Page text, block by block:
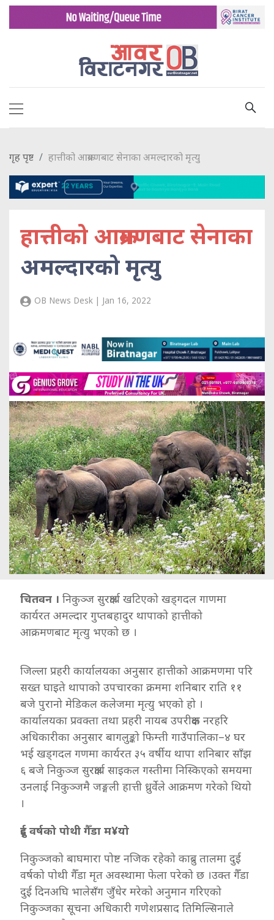
गृह पृष्ट हात्तीको आक्रमणबाट सेनाका अमल्दारको मृत्यु
हात्तीको आक्रमणबाट सेनाका
अमल्दारको मृत्यु
OB News Desk | Jan 16, 2022
चितवन । निकुञ्ज सुरक्षार्थ खटिएको खड्गदल गाणमा
कार्यरत अमल्दार गुप्तबहादुर थापाको हात्तीको
आक्रमणबाट मृत्यु भएको छ ।
जिल्ला प्रहरी कार्यालयका अनुसार हात्तीको आक्रमणमा परि
सख्त घाइते थापाको उपचारका क्रममा शनिबार राति ११
बजे पुरानो मेडिकल कलेजमा मृत्यु भएको हो ।
कार्यालयका प्रवक्ता तथा प्रहरी नायब उपरीक्षक नरहरि
अधिकारीका अनुसार बागलुङ्को फिम्ती गाउँपालिका–४ घर
भई खड्गदल गणमा कार्यरत ३५ वर्षीय थापा शनिबार साँझ
६ बजे निकुञ्ज सुरक्षार्थ साइकल गस्तीमा निस्किएको समयमा
उनलाई निकुञ्जमै जङ्गली हात्ती ध्रुर्वेले आक्रमण गरेको थियो
।
दुई वर्षको पोथी गैँडा म¥यो
निकुञ्जको बाघमारा पोष्ट नजिक रहेको काब्रु तालमा दुई
वर्षको पोथी गैँडा मृत अवस्थामा फेला परेको छ ।उक्त गैँडा
दुई दिनअघि भालेसँग जुँधेर मरेको अनुमान गरिएको
निकुञ्जका सूचना अधिकारी गणेशप्रसाद तिमिल्सिनाले